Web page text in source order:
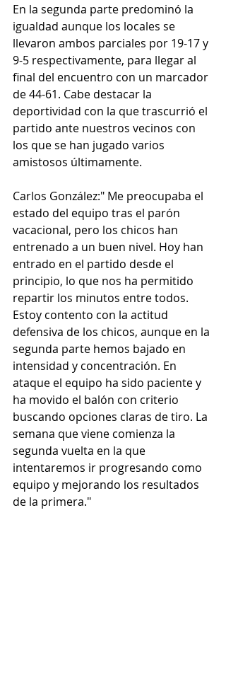
En la segunda parte predominó la
igualdad aunque los locales se
llevaron ambos parciales por 19-17 y
9-5 respectivamente, para llegar al
final del encuentro con un marcador
de 44-61. Cabe destacar la
deportividad con la que trascurrió el
partido ante nuestros vecinos con
los que se han jugado varios
amistosos últimamente.
Carlos González:" Me preocupaba el
estado del equipo tras el parón
vacacional, pero los chicos han
entrenado a un buen nivel. Hoy han
entrado en el partido desde el
principio, lo que nos ha permitido
repartir los minutos entre todos.
Estoy contento con la actitud
defensiva de los chicos, aunque en la
segunda parte hemos bajado en
intensidad y concentración. En
ataque el equipo ha sido paciente y
ha movido el balón con criterio
buscando opciones claras de tiro. La
semana que viene comienza la
segunda vuelta en la que
intentaremos ir progresando como
equipo y mejorando los resultados
de la primera."